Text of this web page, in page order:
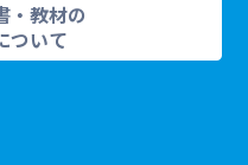
・教材の
ついて